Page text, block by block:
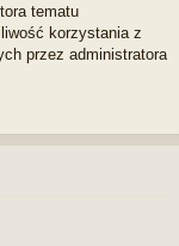
tematu
korzystania z
przez administratora